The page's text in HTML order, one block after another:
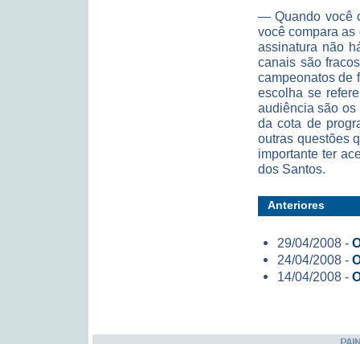
— Quando você
você compara
assinatura não
canais são
campeonatos de
escolha se
audiência são os
da cota de
outras questões
importante ter
dos Santos.
Anteriores
29/04/2008 -
24/04/2008 -
14/04/2008 -